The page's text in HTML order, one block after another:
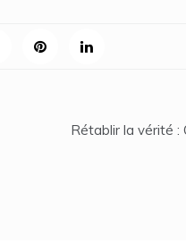
Rétablir la vérité :